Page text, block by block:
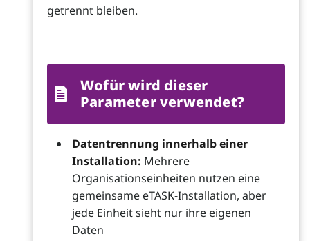
getrennt bleiben.
Wofür wird dieser
Parameter verwendet?
Datentrennung innerhalb einer
Installation: Mehrere
Organisationseinheiten nutzen eine
gemeinsame eTASK-Installation, aber
jede Einheit sieht nur ihre eigenen
Daten